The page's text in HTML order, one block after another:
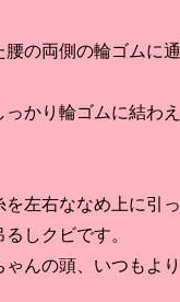
の両側の輪ゴムに通
かり輪ゴムに結わえ
左右ななめ上に引っ
しクビです。
んの頭、いつもより